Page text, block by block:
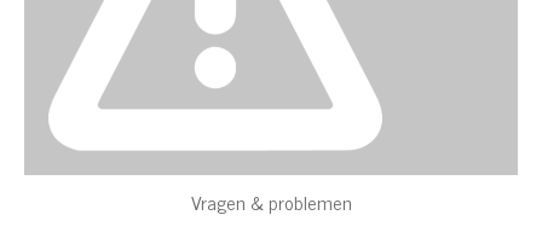
Vragen & problemen